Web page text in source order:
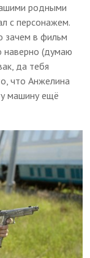
родными
с персонажем.
зачем в фильм
наверно (думаю
да тебя
что Анжелина
машину ещё